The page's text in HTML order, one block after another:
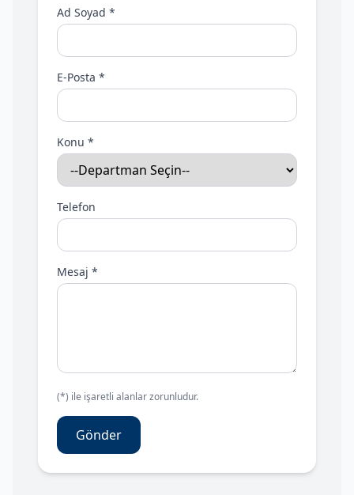
Ad Soyad *
E-Posta *
Konu *
Telefon
Mesaj *
(*) ile işaretli alanlar zorunludur.
Gönder